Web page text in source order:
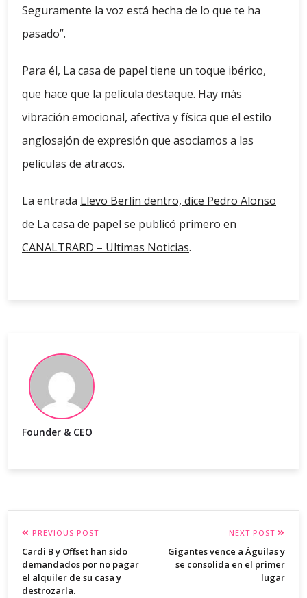
Seguramente la voz está hecha de lo que te ha
pasado”.
Para él, La casa de papel tiene un toque ibérico,
que hace que la película destaque. Hay más
vibración emocional, afectiva y física que el estilo
anglosajón de expresión que asociamos a las
películas de atracos.
La entrada Llevo Berlín dentro, dice Pedro Alonso
de La casa de papel se publicó primero en
CANALTRARD – Ultimas Noticias.
Founder & CEO
PREVIOUS POST
Cardi B y Offset han sido
demandados por no pagar
el alquiler de su casa y
destrozarla.
NEXT POST
Gigantes vence a Águilas y
se consolida en el primer
lugar